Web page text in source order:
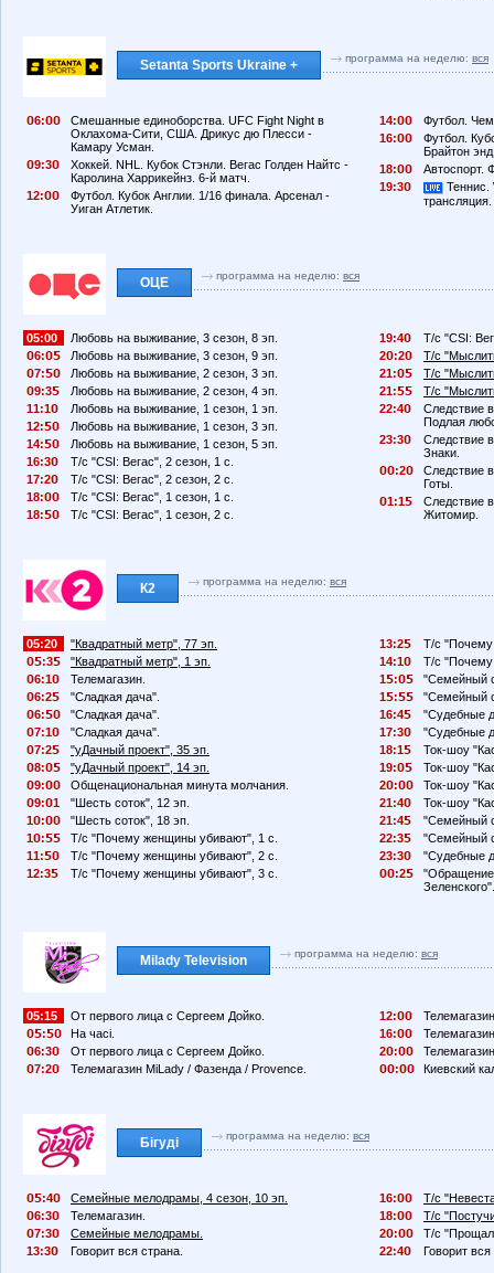
Setanta Sports Ukraine + программа на неделю: вся
6:
Смешанные единоборства. UFC Fight Night в
Оклахома-Сити, США. Дрикус дю Плесси -
Камару Усман.
9:3
Хоккей. NHL. Кубок Стэнли. Вегас Голден Найтс -
Каролина Харрикейнз. 6-й матч.
12:
Футбол. Кубок Англии. 1/16 финала. Арсенал -
Уиган Атлетик.
14:
Футбол.
16:
Футбол.
Брайтон
18:
Автоспорт.
19:3
Теннис.
трансляция.
ОЦЕ программа на неделю: вся
05:00
Любовь на выживание, 3 сезон, 8 эп.
6:
Любовь на выживание, 3 сезон, 9 эп.
7:
Любовь на выживание, 2 сезон, 3 эп.
9:3
Любовь на выживание, 2 сезон, 4 эп.
11:1
Любовь на выживание, 1 сезон, 1 эп.
12:
Любовь на выживание, 1 сезон, 3 эп.
14:
Любовь на выживание, 1 сезон, 5 эп.
16:3
Т/с "CSI: Вегас", 2 сезон, 1 с.
17:2
Т/с "CSI: Вегас", 2 сезон, 2 с.
18:
Т/с "CSI: Вегас", 1 сезон, 1 с.
18:
Т/с "CSI: Вегас", 1 сезон, 2 с.
19:4
Т/с "CSI:
2
:2
Т/с
21:
Т/с
21:
Т/с
22:4
Следствие
Подлая
23:3
Следствие
Знаки.
:2
Следствие
Готы.
1:1
Следствие
Житомир.
К2 программа на неделю: вся
05:20
"Квадратный метр", 77 эп.
:3
"Квадратный метр", 1 эп.
6:1
Телемагазин.
6:2
"Сладкая дача".
6:
"Сладкая дача".
7:1
"Сладкая дача".
7:2
"уДачный проект", 35 эп.
8:
"уДачный проект", 14 эп.
9:
Общенациональная минута молчания.
9:
1
"Шесть соток", 12 эп.
1
:
"Шесть соток", 18 эп.
1
:
Т/с "Почему женщины убивают", 1 с.
11:
Т/с "Почему женщины убивают", 2 с.
12:3
Т/с "Почему женщины убивают", 3 с.
13:2
Т/с
14:1
Т/с
1
:
"Семейный
1
:
"Семейный
16:4
"Судебные
17:3
"Судебные
18:1
Ток-шоу
19:
Ток-шоу
2
:
Ток-шоу
21:4
Ток-шоу
21:4
"Семейный
22:3
"Семейный
23:3
"Судебные
:2
"Обращение
Зеленского".
Milady Television программа на неделю: вся
05:15
От первого лица с Сергеем Дойко.
:
На часі.
6:3
От первого лица с Сергеем Дойко.
7:2
Телемагазин MiLady / Фазенда / Provence.
12:
16:
2
:
:
Киевский
Бігуді программа на неделю: вся
:4
Семейные мелодрамы, 4 сезон, 10 эп.
6:3
Телемагазин.
7:3
Семейные мелодрамы.
13:3
Говорит вся страна.
16:
Т/с
18:
Т/с
2
:
Т/с
22:4
Говорит